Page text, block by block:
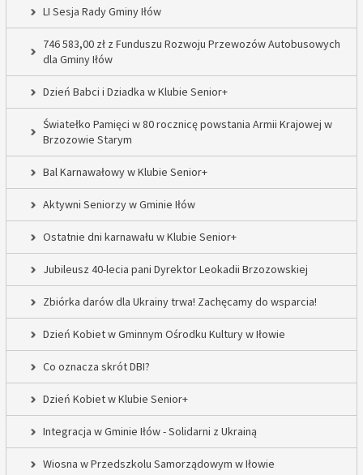
LI Sesja Rady Gminy Iłów
746 583,00 zł z Funduszu Rozwoju Przewozów Autobusowych
dla Gminy Iłów
Dzień Babci i Dziadka w Klubie Senior+
Światełko Pamięci w 80 rocznicę powstania Armii Krajowej w
Brzozowie Starym
Bal Karnawałowy w Klubie Senior+
Aktywni Seniorzy w Gminie Iłów
Ostatnie dni karnawału w Klubie Senior+
Jubileusz 40-lecia pani Dyrektor Leokadii Brzozowskiej
Zbiórka darów dla Ukrainy trwa! Zachęcamy do wsparcia!
Dzień Kobiet w Gminnym Ośrodku Kultury w Iłowie
Co oznacza skrót DBI?
Dzień Kobiet w Klubie Senior+
Integracja w Gminie Iłów - Solidarni z Ukrainą
Wiosna w Przedszkolu Samorządowym w Iłowie